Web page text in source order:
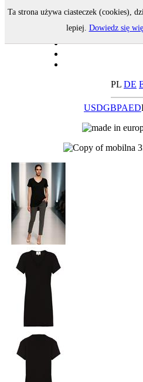
PL DE
USDGBPAED
Ta strona używa ciasteczek (cookies),
lepiej. Dowiedz się